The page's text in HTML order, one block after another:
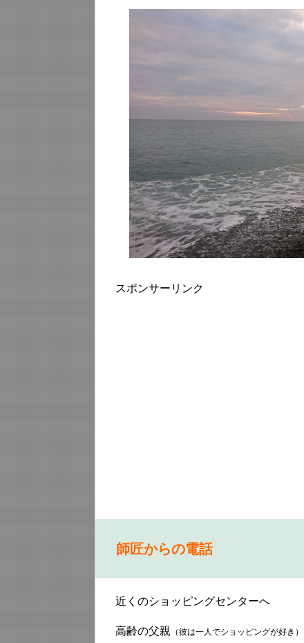
スポンサーリンク
師匠からの電話
近くのショッピングセンターへ
高齢の父親 （彼は一人でショッピングが好き）